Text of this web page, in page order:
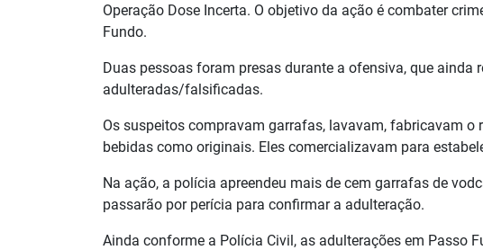
Operação Dose Incerta. O objetivo da ação é combater
Fundo.
Duas pessoas foram presas durante a ofensiva, que
adulteradas/falsificadas.
Os suspeitos compravam garrafas, lavavam, fabricavam
bebidas como originais. Eles comercializavam para
Na ação, a polícia apreendeu mais de cem garrafas de
passarão por perícia para confirmar a adulteração.
Ainda conforme a Polícia Civil, as adulterações em Passo